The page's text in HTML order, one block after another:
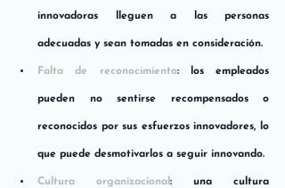
innovadoras lleguen a las personas
adecuadas y sean tomadas en consideración.
Falta de reconocimiento: los empleados
pueden no sentirse recompensados ​​o
reconocidos por sus esfuerzos innovadores, lo
que puede desmotivarlos a seguir innovando.
Cultura organizacional : una cultura